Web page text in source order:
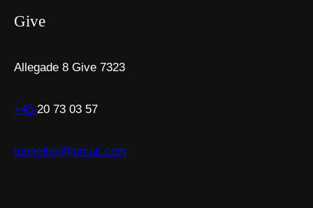
Give
Allegade 8 Give 7323
+45 20 73 03 57
tunnellen@gmail.com